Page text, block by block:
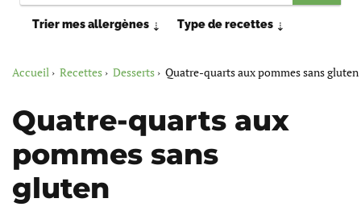
Trier mes allergènes ⇣ Type de recettes ⇣
Accueil Recettes Desserts Quatre-quarts aux pommes sans gluten
Quatre-quarts aux
pommes sans
gluten